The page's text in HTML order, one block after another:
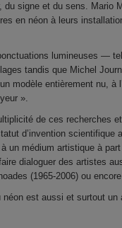
signe et du sens. Mario
en néon à leurs
lumineuses —
tandis que Michel
modèle entièrement nu, à
».
de ces recherches
d’invention scientifique
un médium artistique à
dialoguer des artistes
(1965-2006) ou
est aussi et surtout un